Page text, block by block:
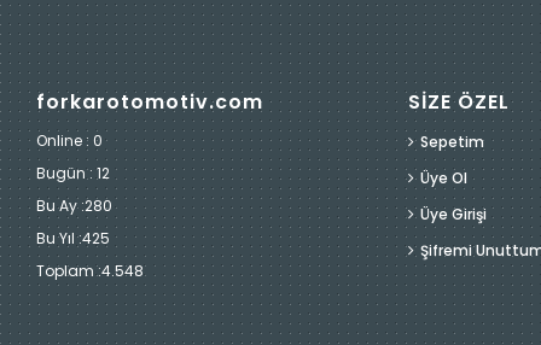
forkarotomotiv.com
Online : 0
Bugün : 12
Bu Ay :280
Bu Yıl :425
Toplam :4.548
SİZE ÖZEL
Sepetim
Üye Ol
Üye Girişi
Şifremi